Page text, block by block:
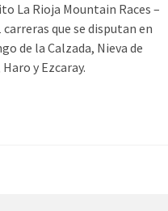
La Rioja Mountain Races –
que se disputan en
de la Calzada, Nieva de
y Ezcaray.